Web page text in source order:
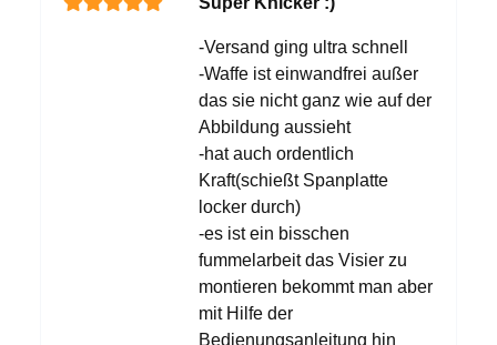
-Versand ging ultra schnell
-Waffe ist einwandfrei außer
das sie nicht ganz wie auf der
Abbildung aussieht
-hat auch ordentlich
Kraft(schießt Spanplatte
locker durch)
-es ist ein bisschen
fummelarbeit das Visier zu
montieren bekommt man aber
mit Hilfe der
Bedienungsanleitung hin